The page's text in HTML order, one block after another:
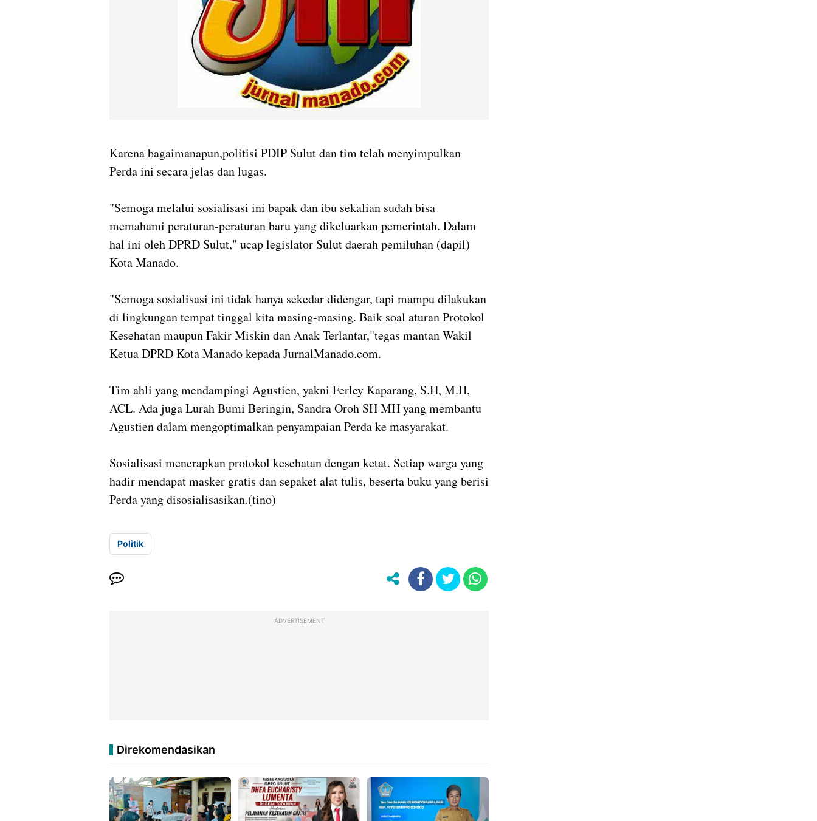
Karena bagaimanapun,politisi PDIP Sulut dan tim telah menyimpulkan
Perda ini secara jelas dan lugas.
"Semoga melalui sosialisasi ini bapak dan ibu sekalian sudah bisa
memahami peraturan-peraturan baru yang dikeluarkan pemerintah. Dalam
hal ini oleh DPRD Sulut," ucap legislator Sulut daerah pemiluhan (dapil)
Kota Manado.
"Semoga sosialisasi ini tidak hanya sekedar didengar, tapi mampu dilakukan
di lingkungan tempat tinggal kita masing-masing. Baik soal aturan Protokol
Kesehatan maupun Fakir Miskin dan Anak Terlantar,"tegas mantan Wakil
Ketua DPRD Kota Manado kepada JurnalManado.com.
Tim ahli yang mendampingi Agustien, yakni Ferley Kaparang, S.H, M.H,
ACL. Ada juga Lurah Bumi Beringin, Sandra Oroh SH MH yang membantu
Agustien dalam mengoptimalkan penyampaian Perda ke masyarakat.
Sosialisasi menerapkan protokol kesehatan dengan ketat. Setiap warga yang
hadir mendapat masker gratis dan sepaket alat tulis, beserta buku yang berisi
Perda yang disosialisasikan.(tino)
Politik
ADVERTISEMENT
Direkomendasikan